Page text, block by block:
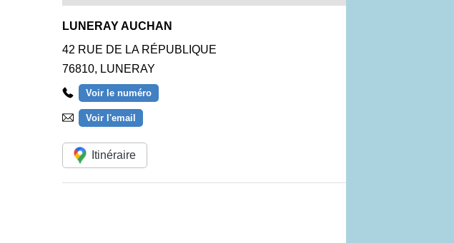
LUNERAY AUCHAN
42 RUE DE LA RÉPUBLIQUE
76810, LUNERAY
Voir le numéro
Voir l'email
Itinéraire